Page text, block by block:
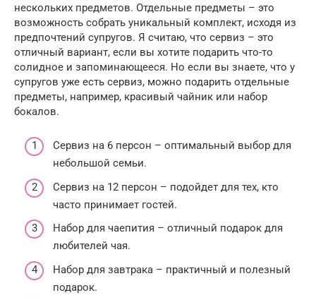
нескольких предметов. Отдельные предметы – это
возможность собрать уникальный комплект, исходя из
предпочтений супругов. Я считаю, что сервиз – это
отличный вариант, если вы хотите подарить что-то
солидное и запоминающееся. Но если вы знаете, что у
супругов уже есть сервиз, можно подарить отдельные
предметы, например, красивый чайник или набор
бокалов.
Сервиз на 6 персон – оптимальный выбор для
небольшой семьи.
Сервиз на 12 персон – подойдет для тех, кто
часто принимает гостей.
Набор для чаепития – отличный подарок для
любителей чая.
Набор для завтрака – практичный и полезный
подарок.